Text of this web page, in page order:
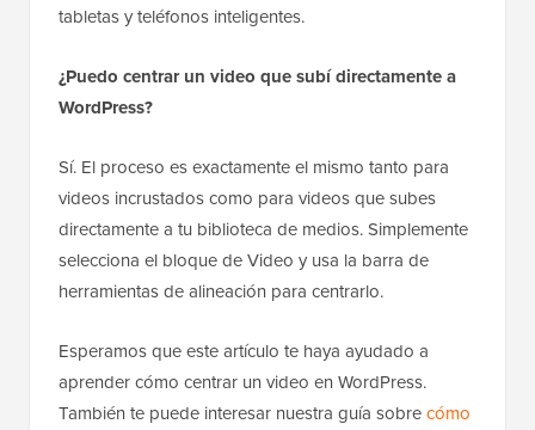
tabletas y teléfonos inteligentes.
¿Puedo centrar un video que subí directamente a
WordPress?
Sí. El proceso es exactamente el mismo tanto para
videos incrustados como para videos que subes
directamente a tu biblioteca de medios. Simplemente
selecciona el bloque de Video y usa la barra de
herramientas de alineación para centrarlo.
Esperamos que este artículo te haya ayudado a
aprender cómo centrar un video en WordPress.
También te puede interesar nuestra guía sobrecómo